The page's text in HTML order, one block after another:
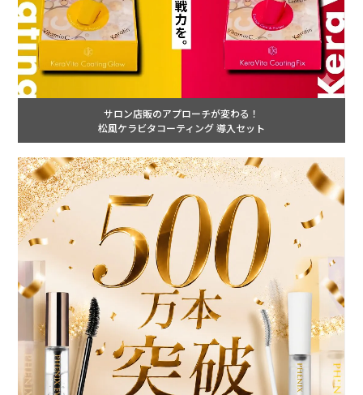
サロン店販のアプローチが変わる！
松風ケラビタコーティング 導入セット